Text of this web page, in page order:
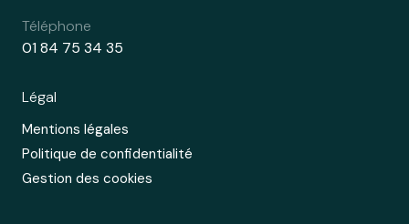
Téléphone
01 84 75 34 35
Légal
Mentions légales
Politique de confidentialité
Gestion des cookies